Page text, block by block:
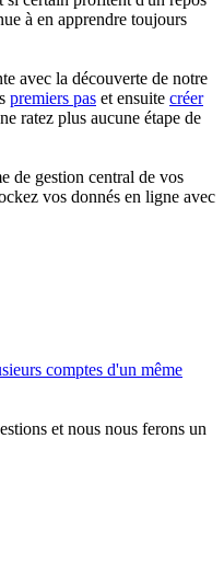
à en apprendre toujours
avec la découverte de notre
premiers pas et ensuite créer
ratez plus aucune étape de
de gestion central de vos
vos donnés en ligne avec
comptes d'un même
et nous nous ferons un